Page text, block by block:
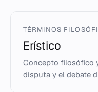
TÉRMINOS
Erístico
Concepto filosófico
disputa y el debate